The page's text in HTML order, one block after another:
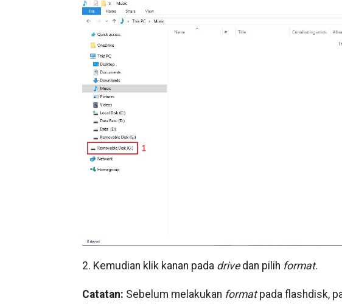
2. Kemudian klik kanan pada drivedan pilih format.
Catatan: Sebelum melakukan formatpada flashdisk,